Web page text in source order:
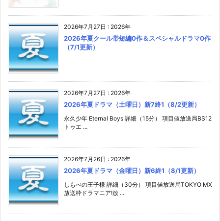
2026年7月27日 : 2026年
2026年夏クール帯短編0作＆スペシャルドラマ0作
（7/1更新）
2026年7月27日 : 2026年
2026年夏ドラマ（土曜日）新7終1（8/2更新）
永久少年 Eternal Boys 詳細（15分） 項目値放送局BS12
トゥエ ...
2026年7月26日 : 2026年
2026年夏ドラマ（金曜日）新6終1（8/1更新）
しもべの王子様 詳細（30分） 項目値放送局TOKYO MX
放送枠ドラマニア!放 ...